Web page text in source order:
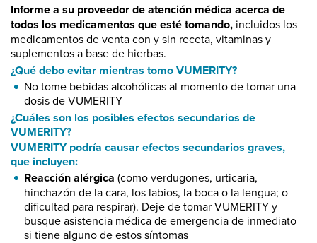
Informe a su proveedor de atención médica acerca de
todos los medicamentos que esté tomando, incluidos los
medicamentos de venta con y sin receta, vitaminas y
suplementos a base de hierbas.
¿Qué debo evitar mientras tomo VUMERITY?
No tome bebidas alcohólicas al momento de tomar una
dosis de VUMERITY
¿Cuáles son los posibles efectos secundarios de
VUMERITY?
VUMERITY podría causar efectos secundarios graves,
que incluyen:
Reacción alérgica (como verdugones, urticaria,
hinchazón de la cara, los labios, la boca o la lengua; o
dificultad para respirar). Deje de tomar VUMERITY y
busque asistencia médica de emergencia de inmediato
si tiene alguno de estos síntomas